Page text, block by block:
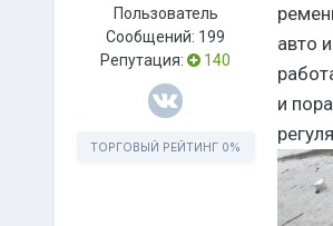
Пользователь
Сообщений: 199
Репутация:
140
ТОРГОВЫЙ РЕЙТИНГ 0%
авто
и